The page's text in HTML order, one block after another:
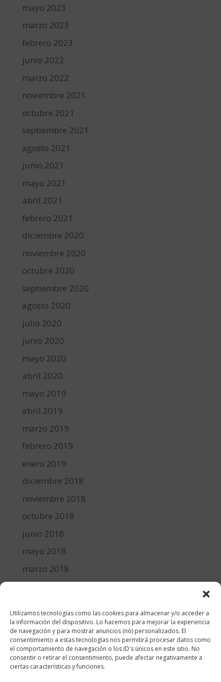
Utilizamos tecnologías como las cookies para almacenar y/o acceder a
la información del dispositivo. Lo hacemos para mejorar la experiencia
de navegación y para mostrar anuncios (no) personalizados. El
consentimiento a estas tecnologías nos permitirá procesar datos como
el comportamiento de navegación o los ID's únicos en este sitio. No
consentir o retirar el consentimiento, puede afectar negativamente a
ciertas características y funciones.
mayo 2023
marzo 2023
febrero 2023
junio 2022
marzo 2022
noviembre 2021
octubre 2021
septiembre 2021
agosto 2021
junio 2021
mayo 2021
abril 2021
febrero 2021
diciembre 2020
noviembre 2020
octubre 2020
septiembre 2020
agosto 2020
julio 2020
junio 2020
mayo 2020
abril 2020
mayo 2019
abril 2019
marzo 2019
febrero 2019
enero 2019
diciembre 2018
noviembre 2018
octubre 2018
junio 2018
mayo 2018
marzo 2018
diciembre 2017
Categorías
cocina y recetas